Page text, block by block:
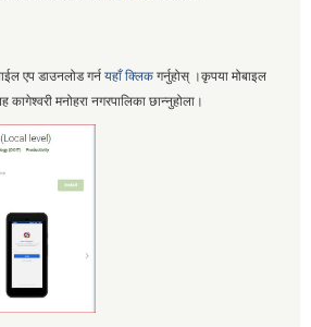
एप डाउनलोड गर्न यहाँ क्लिक गर्नुहोस् ।कृपया मोबाइल
मनोहरा नगरपालिका छान्नुहोला।